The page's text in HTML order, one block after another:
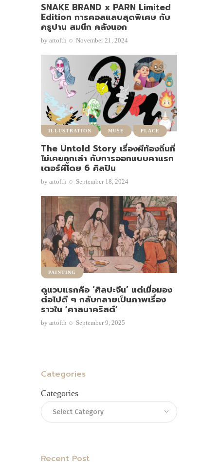
SNAKE BRAND x PARN Limited
Edition การคอลแลบสุดพิเศษ กับ
ครูปาน สมนึก คลังนอก
by artofth November 21, 2024
ILLUSTRATION MUSE PLACE
The Untold Story เรื่องผีท้องถิ่นที่
ไม่เคยถูกเล่า กับการออกแบบคาแรก
เตอร์ผีโดย 6 ศิลปิน
by artofth September 18, 2024
PAINTING
ดูแวบแรกคือ ‘ศิลปะจีน’ แต่เมื่อมอง
ต่อไปดี ๆ กลับกลายเป็นภาพเรื่อง
ราวใน ‘ศาสนาคริสต์’
by artofth September 9, 2025
Categories
Categories
Recent Post